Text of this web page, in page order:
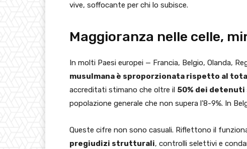
vive, soffocante per chi lo subisce.
Maggioranza nelle celle,
In molti Paesi europei — Francia, Belgio, Olanda,
musulmana è sproporzionata rispetto al
accreditati stimano che oltre il 50% dei detenuti
popolazione generale che non supera l’8-9%. In
Queste cifre non sono casuali. Riflettono il
pregiudizi strutturali, controlli selettivi e